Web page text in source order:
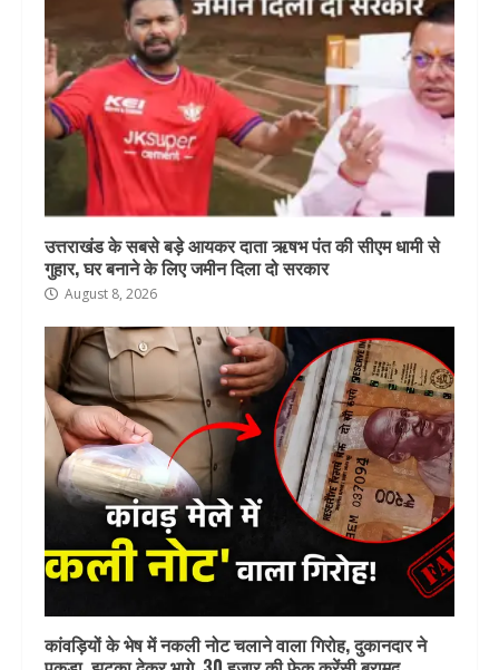
उत्तराखंड के सबसे बड़े आयकर दाता ऋषभ पंत की सीएम धामी से
गुहार, घर बनाने के लिए जमीन दिला दो सरकार
August 8, 2026
कांवड़ियों के भेष में नकली नोट चलाने वाला गिरोह, दुकानदार ने